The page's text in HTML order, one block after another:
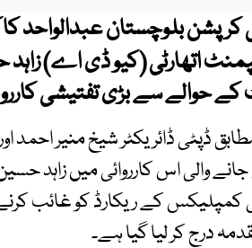
بلوچستان عبدالواحد
حوالے سے بڑی تفتیشی
ڈپٹی ڈائریکٹر شیخ منیر احمد
والی اس کارروائی میں زاہد
کمپلیکس کے ریکارڈ کو غائب
درج کر لیا گیا ہے۔